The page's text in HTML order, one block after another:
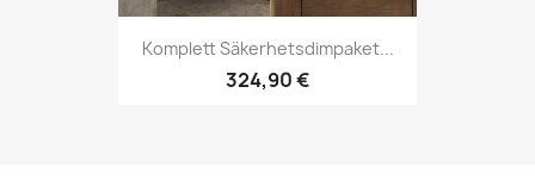
Komplett Säkerhetsdimpaket...
324,90 €